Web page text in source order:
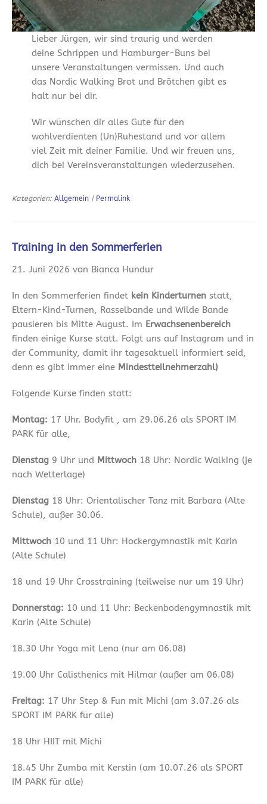
Lieber Jürgen, wir sind traurig und werden
deine Schrippen und Hamburger-Buns bei
unsere Veranstaltungen vermissen. Und auch
das Nordic Walking Brot und Brötchen gibt es
halt nur bei dir.
Wir wünschen dir alles Gute für den
wohlverdienten (Un)Ruhestand und vor allem
viel Zeit mit deiner Familie. Und wir freuen uns,
dich bei Vereinsveranstaltungen wiederzusehen.
Kategorien: Allgemein | Permalink
Training in den Sommerferien
21. Juni 2026 von Bianca Hundur
In den Sommerferien findet kein Kinderturnen statt,
Eltern-Kind-Turnen, Rasselbande und Wilde Bande
pausieren bis Mitte August. Im Erwachsenenbereich
finden einige Kurse statt. Folgt uns auf Instagram und in
der Community, damit ihr tagesaktuell informiert seid,
denn es gibt immer eine Mindestteilnehmerzahl)
Folgende Kurse finden statt:
Montag: 17 Uhr. Bodyfit , am 29.06.26 als SPORT IM
PARK für alle,
Dienstag 9 Uhr und Mittwoch 18 Uhr: Nordic Walking (je
nach Wetterlage)
Dienstag 18 Uhr: Orientalischer Tanz mit Barbara (Alte
Schule), außer 30.06.
Mittwoch 10 und 11 Uhr: Hockergymnastik mit Karin
(Alte Schule)
18 und 19 Uhr Crosstraining (teilweise nur um 19 Uhr)
Donnerstag: 10 und 11 Uhr: Beckenbodengymnastik mit
Karin (Alte Schule)
18.30 Uhr Yoga mit Lena (nur am 06.08)
19.00 Uhr Calisthenics mit Hilmar (außer am 06.08)
Freitag: 17 Uhr Step & Fun mit Michi (am 3.07.26 als
SPORT IM PARK für alle)
18 Uhr HIIT mit Michi
18.45 Uhr Zumba mit Kerstin (am 10.07.26 als SPORT
IM PARK für alle)